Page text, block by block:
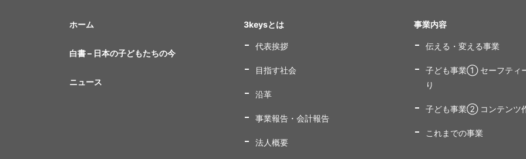
ホーム
白書 – 日本の子どもたちの今
ニュース
3keysとは
代表挨拶
目指す社会
沿革
事業報告・会計報告
法人概要
事業内容
伝える・変える事業
子ども事業① セーフティ
り
子ども事業② コンテンツ
これまでの事業